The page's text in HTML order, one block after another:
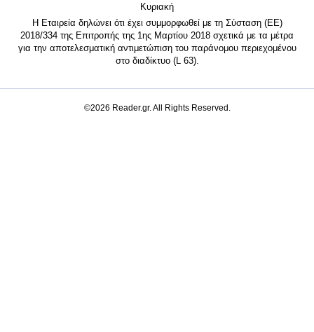
Κυριακή
Η Εταιρεία δηλώνει ότι έχει συμμορφωθεί με τη Σύσταση (ΕΕ)
2018/334 της Επιτροπής της 1ης Μαρτίου 2018 σχετικά με τα μέτρα
για την αποτελεσματική αντιμετώπιση του παράνομου περιεχομένου
στο διαδίκτυο (L 63).
©2026 Reader.gr. All Rights Reserved.